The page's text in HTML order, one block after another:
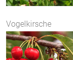
Vogelkirsche